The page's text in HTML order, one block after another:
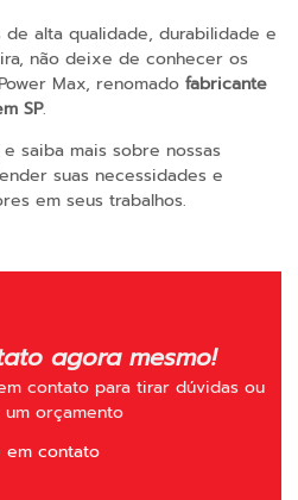
alta qualidade, durabilidade e
não deixe de conhecer os
Max, renomado fabricante
SP.
saiba mais sobre nossas
suas necessidades e
em seus trabalhos.
agora mesmo!
contato para tirar dúvidas ou
orçamento
em contato